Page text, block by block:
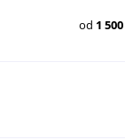
od 1 500